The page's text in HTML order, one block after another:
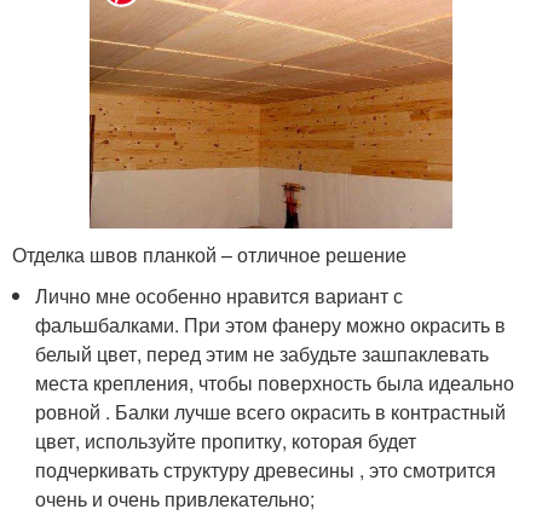
Отделка швов планкой – отличное решение
Лично мне особенно нравится вариант с
фальшбалками. При этом фанеру можно окрасить в
белый цвет, перед этим не забудьте зашпаклевать
места крепления, чтобы поверхность была идеально
ровной . Балки лучше всего окрасить в контрастный
цвет, используйте пропитку, которая будет
подчеркивать структуру древесины , это смотрится
очень и очень привлекательно;